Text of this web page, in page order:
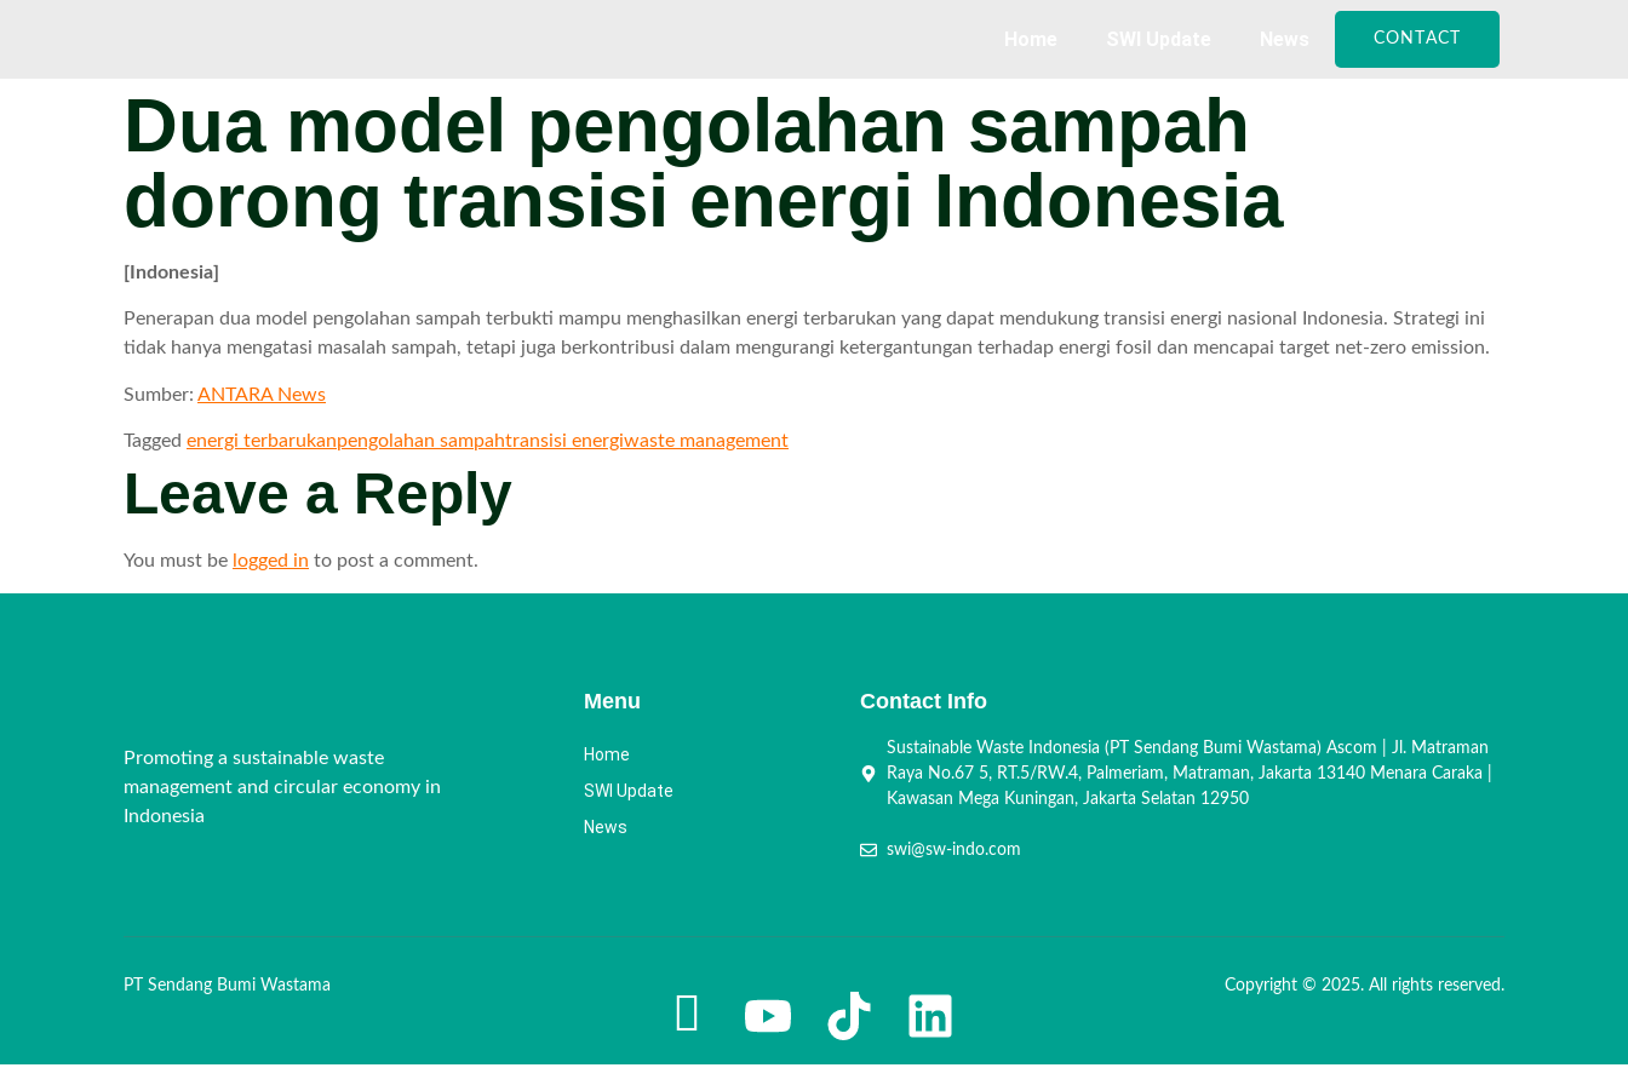
CONTACT
Dua model pengolahan sampah
dorong transisi energi Indonesia
[Indonesia]
Penerapan dua model pengolahan sampah terbukti mampu menghasilkan energi terbarukan yang dapat mendukung transisi energi nasional Indonesia. Strategi ini
tidak hanya mengatasi masalah sampah, tetapi juga berkontribusi dalam mengurangi ketergantungan terhadap energi fosil dan mencapai target net-zero emission.
Sumber: ANTARA News
Tagged energi terbarukanpengolahan sampahtransisi energiwaste management
Leave a Reply
You must be logged in to post a comment.
Promoting a sustainable waste
management and circular economy in
Indonesia
Menu
Home
SWI Update
News
Contact Info
Sustainable Waste Indonesia (PT Sendang Bumi Wastama) Ascom | Jl. Matraman
Raya No.67 5, RT.5/RW.4, Palmeriam, Matraman, Jakarta 13140 Menara Caraka |
Kawasan Mega Kuningan, Jakarta Selatan 12950
swi@sw-indo.com
PT Sendang Bumi Wastama Copyright © 2025. All rights reserved.